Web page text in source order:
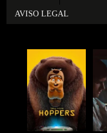
AVISO LEGAL